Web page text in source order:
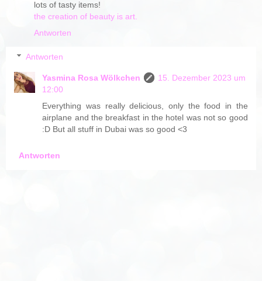
lots of tasty items!
the creation of beauty is art.
Antworten
Antworten
Yasmina Rosa Wölkchen
15. Dezember 2023 um
12:00
Everything was really delicious, only the food in the
airplane and the breakfast in the hotel was not so good
:D But all stuff in Dubai was so good <3
Antworten